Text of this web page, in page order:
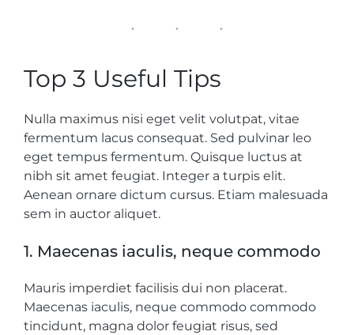
Top 3 Useful Tips
Nulla maximus nisi eget velit volutpat, vitae
fermentum lacus consequat. Sed pulvinar leo
eget tempus fermentum. Quisque luctus at
nibh sit amet feugiat. Integer a turpis elit.
Aenean ornare dictum cursus. Etiam malesuada
sem in auctor aliquet.
1. Maecenas iaculis, neque commodo
Mauris imperdiet facilisis dui non placerat.
Maecenas iaculis, neque commodo commodo
tincidunt, magna dolor feugiat risus, sed